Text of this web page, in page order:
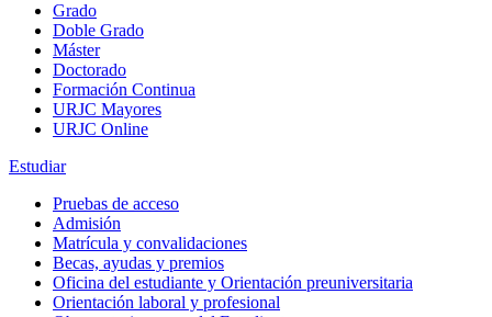
Grado
Doble Grado
Máster
Doctorado
Formación Continua
URJC Mayores
URJC Online
Estudiar
Pruebas de acceso
Admisión
Matrícula y convalidaciones
Becas, ayudas y premios
Oficina del estudiante y Orientación preuniversitaria
Orientación laboral y profesional